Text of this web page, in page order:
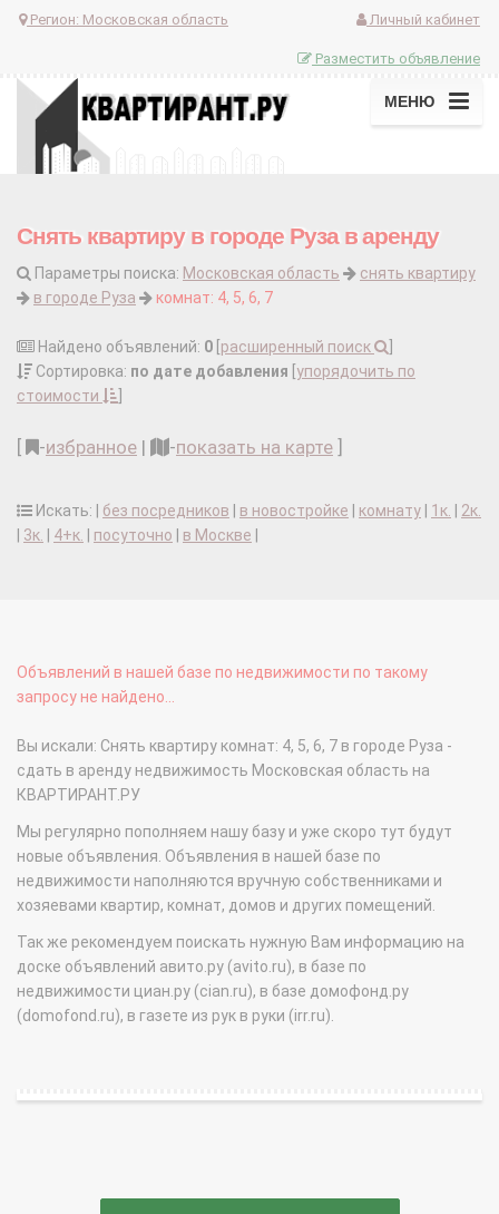
Регион: Московская область Личный кабинет
Разместить объявление
МЕНЮ
Снять квартиру в городе Руза в аренду
Параметры поиска: Московская область
снять квартиру
в городе Руза
комнат: 4, 5, 6, 7
Найдено объявлений: 0 расширенный поиск
Сортировка: по дате добавления упорядочить по
стоимости
-избранное | -показать на карте
Искать: | без посредников в новостройке комнату 1к.
2к.
3к. 4+к. посуточно в Москве
Объявлений в нашей базе по недвижимости по такому
запросу не найдено...
Вы искали: Снять квартиру комнат: 4, 5, 6, 7 в городе Руза -
сдать в аренду недвижимость Московская область на
КВАРТИРАНТ.РУ
Мы регулярно пополняем нашу базу и уже скоро тут будут
новые объявления. Объявления в нашей базе по
недвижимости наполняются вручную собственниками и
хозяевами квартир, комнат, домов и других помещений.
Так же рекомендуем поискать нужную Вам информацию на
доске объявлений авито.ру (avito.ru), в базе по
недвижимости циан.ру (cian.ru), в базе домофонд.ру
(domofond.ru), в газете из рук в руки (irr.ru).